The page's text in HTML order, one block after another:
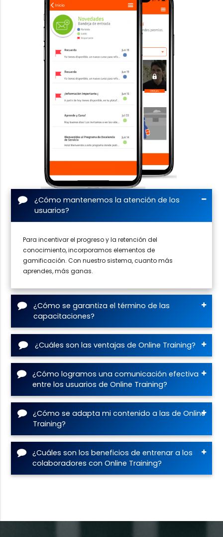
¿Cómo mantenemos la atención de los
usuarios?
Para incentivar el progreso y la retención del
conocimiento, incorporamos elementos de
gamificación. Con nuestro sistema, cuanto más
aprendes, más ganas.
¿Cómo se garantiza el término de las
capacitaciones?
¿Cuáles son las ventajas de Online Training?
¿Cómo logramos una comunicación efectiva
entre los usuarios de Online Training?
¿Cómo se adapta mi contenido a las de Online
Training?
¿Cuáles son los beneficios de entrenar a los
colaboradores con Online Training?